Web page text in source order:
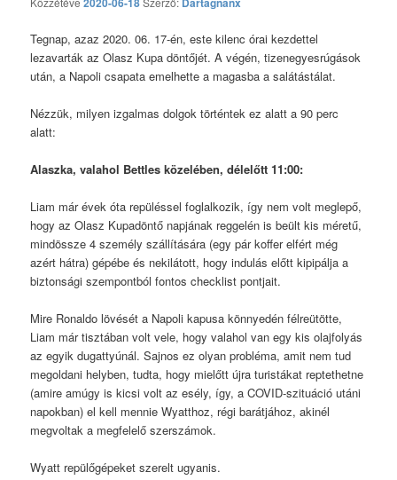
Tegnap, azaz 2020. 06. 17-én, este kilenc órai kezdettel
lezavarták az Olasz Kupa döntőjét. A végén, tizenegyesrúgások
után, a Napoli csapata emelhette a magasba a salátástálat.
Nézzük, milyen izgalmas dolgok történtek ez alatt a 90 perc
alatt:
Alaszka, valahol Bettles közelében, délelőtt 11:00:
Liam már évek óta repüléssel foglalkozik, így nem volt meglepő,
hogy az Olasz Kupadöntő napjának reggelén is beült kis méretű,
mindössze 4 személy szállítására (egy pár koffer elfért még
azért hátra) gépébe és nekilátott, hogy indulás előtt kipipálja a
biztonsági szempontból fontos checklist pontjait.
Mire Ronaldo lövését a Napoli kapusa könnyedén félreütötte,
Liam már tisztában volt vele, hogy valahol van egy kis olajfolyás
az egyik dugattyúnál. Sajnos ez olyan probléma, amit nem tud
megoldani helyben, tudta, hogy mielőtt újra turistákat reptethetne
(amire amúgy is kicsi volt az esély, így, a COVID-szituáció utáni
napokban) el kell mennie Wyatthoz, régi barátjához, akinél
megvoltak a megfelelő szerszámok.
Wyatt repülőgépeket szerelt ugyanis.